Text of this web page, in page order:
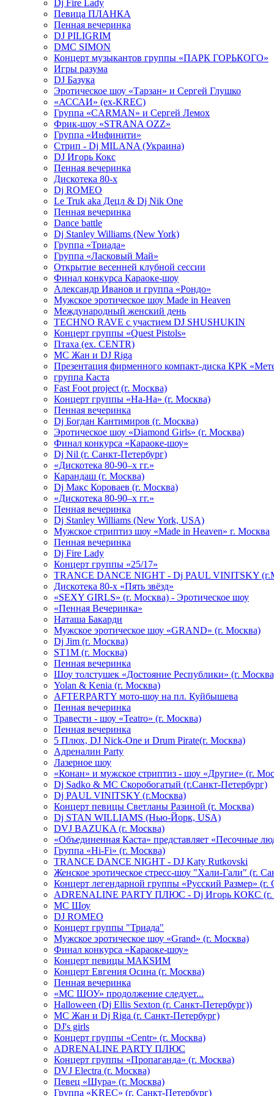
Dj Fire Lady
Певица ПЛАНКА
Пенная вечеринка
DJ PILIGRIM
DMC SIMON
Концерт музыкантов группы «ПАРК ГОРЬКОГО»
Игры разума
DJ Базука
Эротическое шоу «Тарзан» и Сергей Глушко
«АССАИ» (ex-KREC)
Группа «CARMAN» и Сергей Лемох
Фрик-шоу «STRANA OZZ»
Группа «Инфинити»
Стрип - Dj MILANA (Украина)
DJ Игорь Кокс
Пенная вечеринка
Дискотека 80-х
Dj ROMEO
Le Truk aka Децл & Dj Nik One
Пенная вечеринка
Dance battle
Dj Stanley Williams (New York)
Группа «Триада»
Группа «Ласковый Май»
Открытие весенней клубной сессии
Финал конкурса Караоке-шоу
Александр Иванов и группа «Рондо»
Мужское эротическое шоу Made in Heaven
Международный женский день
TECHNO RAVE с участием DJ SHUSHUKIN
Концерт группы «Quest Pistols»
Птаха (ex. CENTR)
МС Жан и DJ Riga
Презентация фирменного компакт-диска КРК
группа Каста
Fast Foot project (г. Москва)
Концерт группы «На-На» (г. Москва)
Пенная вечеринка
Dj Богдан Кантимиров (г. Москва)
Эротическое шоу «Diamond Girls» (г. Москва)
Финал конкурса «Караоке-шоу»
Dj Nil (г. Санкт-Петербург)
«Дискотека 80-90–х гг.»
Карандаш (г. Москва)
Dj Макс Короваев (г. Москва)
«Дискотека 80-90–х гг.»
Пенная вечеринка
Dj Stanley Williams (New York, USA)
Мужское стриптиз шоу «Made in Heaven» г. Москва
Пенная вечеринка
Dj Fire Lady
Концерт группы «25/17»
TRANCE DANCE NIGHT - Dj PAUL VINITSKY
Дискотека 80-х «Пять звёзд»
«SEXY GIRLS» (г. Москва) - Эротическое шоу
«Пенная Вечеринка»
Hаташа Бакарди
Мужское эротическое шоу «GRAND» (г. Москва)
Dj Jim (г. Москва)
ST1M (г. Москва)
Пенная вечеринка
Шоу толстушек «Достояние Республики» (г.
Yolan & Kenia (г. Москва)
AFTERPARTY мото-шоу на пл. Куйбышева
Пенная вечеринка
Травести - шоу «Teatro» (г. Москва)
Пенная вечеринка
5 Плюх, DJ Nick-One и Drum Pirate(г. Москва)
Адреналин Party
Лазерное шоу
«Конан» и мужское стриптиз - шоу «Другие» (г.
Dj Sadko & МС Скоробогатый (г.Санкт-Петербург)
Dj PAUL VINITSKY (г.Москва)
Концерт певицы Светланы Разиной (г. Москва)
Dj STAN WILLIAMS (Нью-Йорк, USA)
DVJ BAZUKA (г. Москва)
«Объединенная Каста» представляет «Песочные
Группа «Hi-Fi» (г. Москва)
TRANCE DANCE NIGHT - DJ Katy Rutkovski
Женское эротическое стресс-шоу "Хали-Гали" (г.
Концерт легендарной группы «Русский Размер» (г.
ADRENALINE PARTY ПЛЮС - Dj Игорь КОКС (г.
MC Шоу
DJ ROMEO
Концерт группы "Триада"
Мужское эротическое шоу «Grand» (г. Москва)
Финал конкурса «Караоке-шоу»
Концерт певицы МАКSИМ
Концерт Евгения Осина (г. Москва)
Пенная вечеринка
«МС ШОУ» продолжение следует...
Halloween (Dj Ellis Sexton (г. Санкт-Петербург))
МС Жан и Dj Riga (г. Санкт-Петербург)
DJ's girls
Концерт группы «Centr» (г. Москва)
ADRENALINE PARTY ПЛЮС
Концерт группы «Пропаганда» (г. Москва)
DVJ Electra (г. Москва)
Певец «Шура» (г. Москва)
Группа «KREC» (г. Санкт-Петербург)